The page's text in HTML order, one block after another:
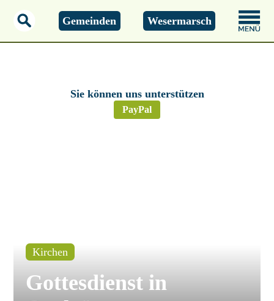
Gemeinden Wesermarsch
Sie können uns unterstützen
PayPal
Kirchen
Gottesdienst in